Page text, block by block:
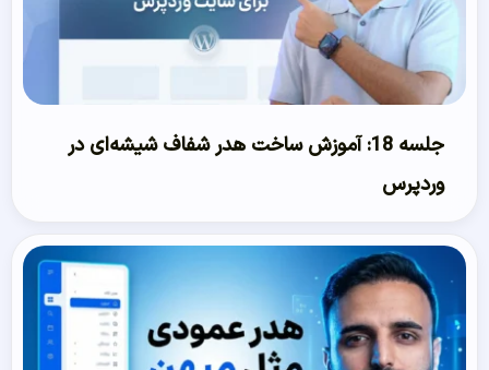
جلسه 18: آموزش ساخت هدر شفاف شیشه‌ای در
وردپرس